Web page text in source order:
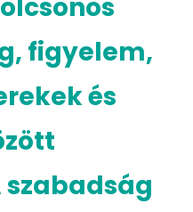
figyelem,
és
szabadság